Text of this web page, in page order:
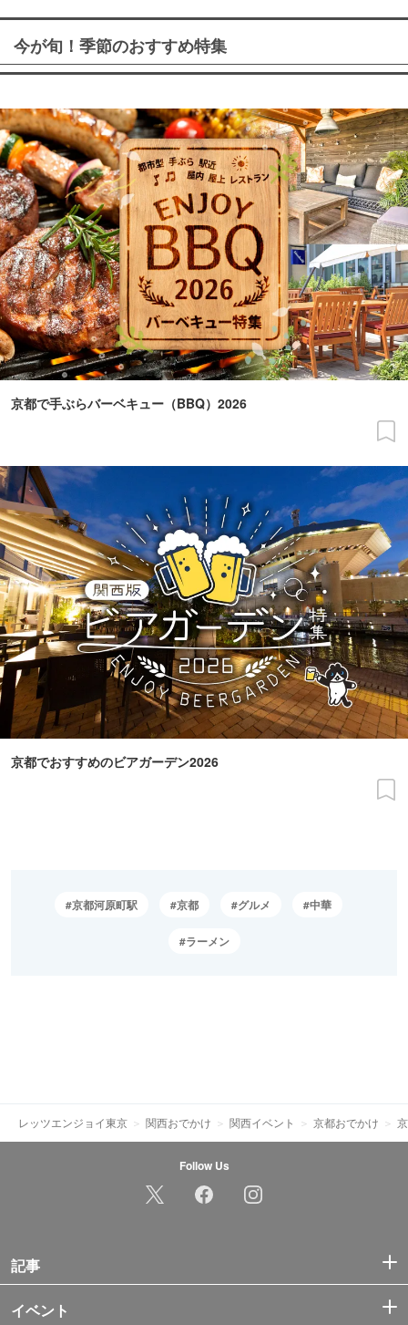
今が旬！季節のおすすめ特集
京都で手ぶらバーベキュー（BBQ）2026
京都でおすすめのビアガーデン2026
京都河原町駅 京都 グルメ 中華
ラーメン
レッツエンジョイ東京 関西おでかけ 関西イベント 京都おでかけ
Follow Us
記事
イベント